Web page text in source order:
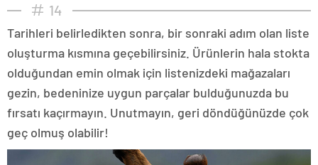
14
Tarihleri belirledikten sonra, bir sonraki adım olan liste
oluşturma kısmına geçebilirsiniz. Ürünlerin hala stokta
olduğundan emin olmak için listenizdeki mağazaları
gezin, bedeninize uygun parçalar bulduğunuzda bu
fırsatı kaçırmayın. Unutmayın, geri döndüğünüzde çok
geç olmuş olabilir!